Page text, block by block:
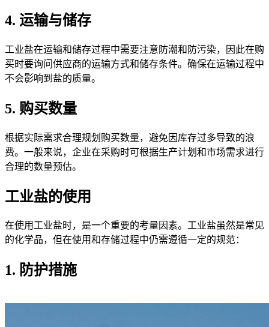
4. 运输与储存
工业盐在运输和储存过程中需要注意防潮和防污染，因此在购
买时要询问供应商的运输方式和储存条件。确保在运输过程中
不会影响到盐的质量。
5. 购买数量
根据实际需求合理规划购买数量，避免因库存过多导致的浪
费。一般来说，企业在采购时可根据生产计划和市场需求进行
合理的数量预估。
工业盐的使用
在使用工业盐时，是一个重要的考量因素。工业盐虽然是常见
的化学品，但在使用和存储过程中仍需遵循一定的规范：
1. 防护措施